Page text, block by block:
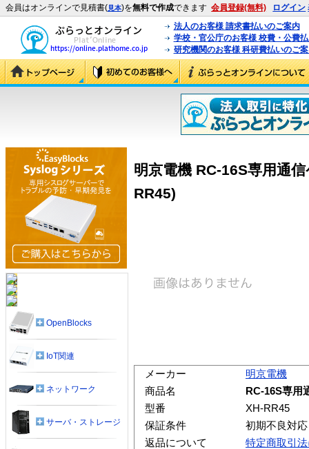
会員はオンラインで見積書(見本)を無料で作成できます 会員登録(無料) ログイン
法人のお客様 請求書払いのご案内
学校・官公庁のお客様 校費・公費
研究機関のお客様 科研費払いのご
明京電機 RC-16S専用通
RR45)
メーカー
明京電機
商品名
RC-16S専用
型番
XH-RR45
保証条件
初期不良対
返品について
特定商取引
OpenBlocks
IoT関連
ネットワーク
サーバ・ストレージ